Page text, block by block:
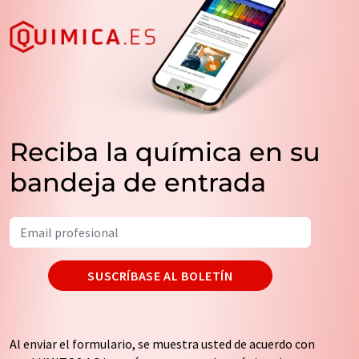
Reciba la química en su
bandeja de entrada
SUSCRÍBASE AL BOLETÍN
Al enviar el formulario, se muestra usted de acuerdo con